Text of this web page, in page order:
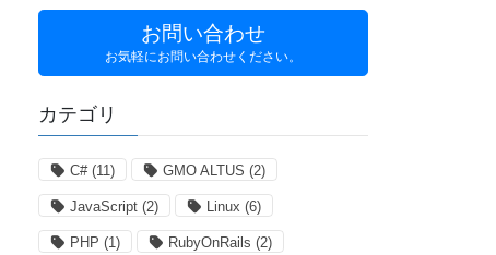
お問い合わせ
お気軽にお問い合わせください。
カテゴリ
C#(11) GMO ALTUS (2)
JavaScript (2) Linux (6)
PHP (1) RubyOnRails (2)